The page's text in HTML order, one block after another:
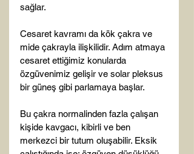
sağlar.
Cesaret kavramı da kök çakra ve
mide çakrayla ilişkilidir. Adım atmaya
cesaret ettiğimiz konularda
özgüvenimiz gelişir ve solar pleksus
bir güneş gibi parlamaya başlar.
Bu çakra normalinden fazla çalışan
kişide kavgacı, kibirli ve ben
merkezci bir tutum oluşabilir. Eksik